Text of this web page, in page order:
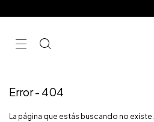
Error - 404
La página que estás buscando no existe.